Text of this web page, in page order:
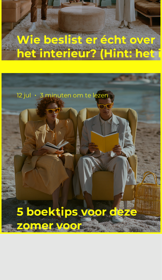
Wie beslist er écht over
het interieur? (Hint: het is
5 boektips voor deze
zomer voor
12 jul 3 minuten om te lezen